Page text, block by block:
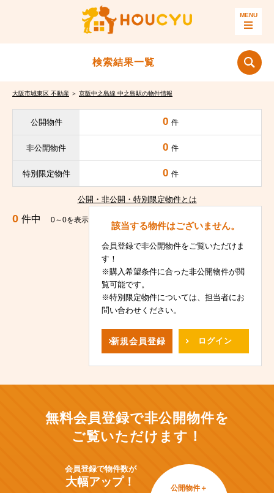
検索結果一覧
大阪市城東区 不動産 ＞ 京阪中之島線 中之島駅の物件情報
公開物件 0 件
非公開物件 0 件
特別限定物件 0 件
公開・非公開・特別限定物件とは
0 件中 0～0を表示
該当する物件はございません。
会員登録で非公開物件をご覧いただけま
す！
※購入希望条件に合った非公開物件が閲
覧可能です。
※特別限定物件については、担当者にお
問い合わせください。
新規会員登録 ログイン
無料会員登録で非公開物件を
ご覧いただけます！
会員登録で物件数が
大幅アップ！
公開物件＋